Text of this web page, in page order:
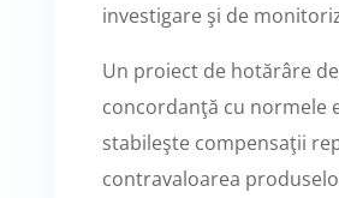
investigare şi de
Un proiect de hotărâre
concordanţă cu normele
stabileşte compensaţii
contravaloarea